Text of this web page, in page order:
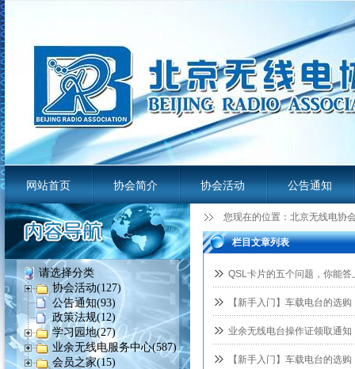
网站首页 协会简介 协会活动 公告通知
业余无线电服务平台
栏目文章列表
QSL卡片的五个问题，你能答
【新手入门】车载电台的选
业余无线电台操作证领取通
【新手入门】车载电台的选
您现在的位置： 北京无线电协
请选择分类
协会活动(127)
公告通知(93)
政策法规(12)
学习园地(27)
业余无线电服务中心(587)
会员之家(15)